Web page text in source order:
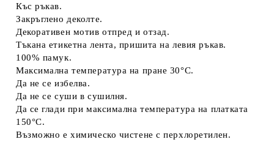
Къс ръкав.
Закръглено деколте.
Декоративен мотив отпред и отзад.
Тъкана етикетна лента, пришита на левия ръкав.
100% памук.
Максимална температура на пране 30°C.
Да не се избелва.
Да не се суши в сушилня.
Да се глади при максимална температура на платката
150°C.
Възможно е химическо чистене с перхлоретилен.